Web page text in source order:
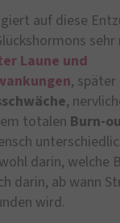
auf diese
sehr
Laune und
,
,
totalen Burn-
darin, welche
darin, ab wann
wird.